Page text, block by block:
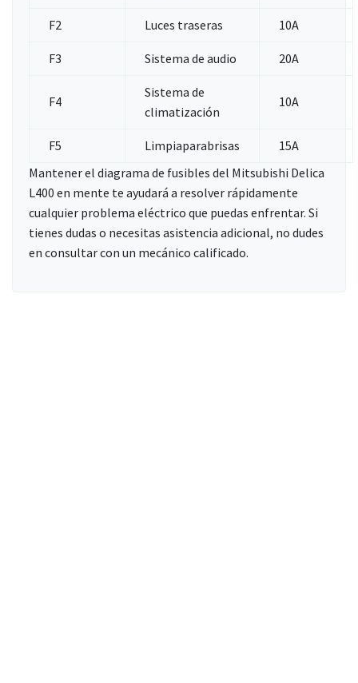
F2 Luces traseras 10A
F3 Sistema de audio 20A
F4
Sistema de
climatización
10A
F5 Limpiaparabrisas
15A
Mantener el diagrama de fusibles del Mitsubishi Delica
L400 en mente te ayudará a resolver rápidamente
cualquier problema eléctrico que puedas enfrentar. Si
tienes dudas o necesitas asistencia adicional, no dudes
en consultar con un mecánico calificado.